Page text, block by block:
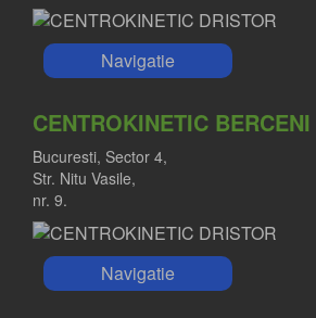
Navigatie
CENTROKINETIC BERCENI
Bucuresti, Sector 4,
Str. Nitu Vasile,
nr. 9.
Navigatie